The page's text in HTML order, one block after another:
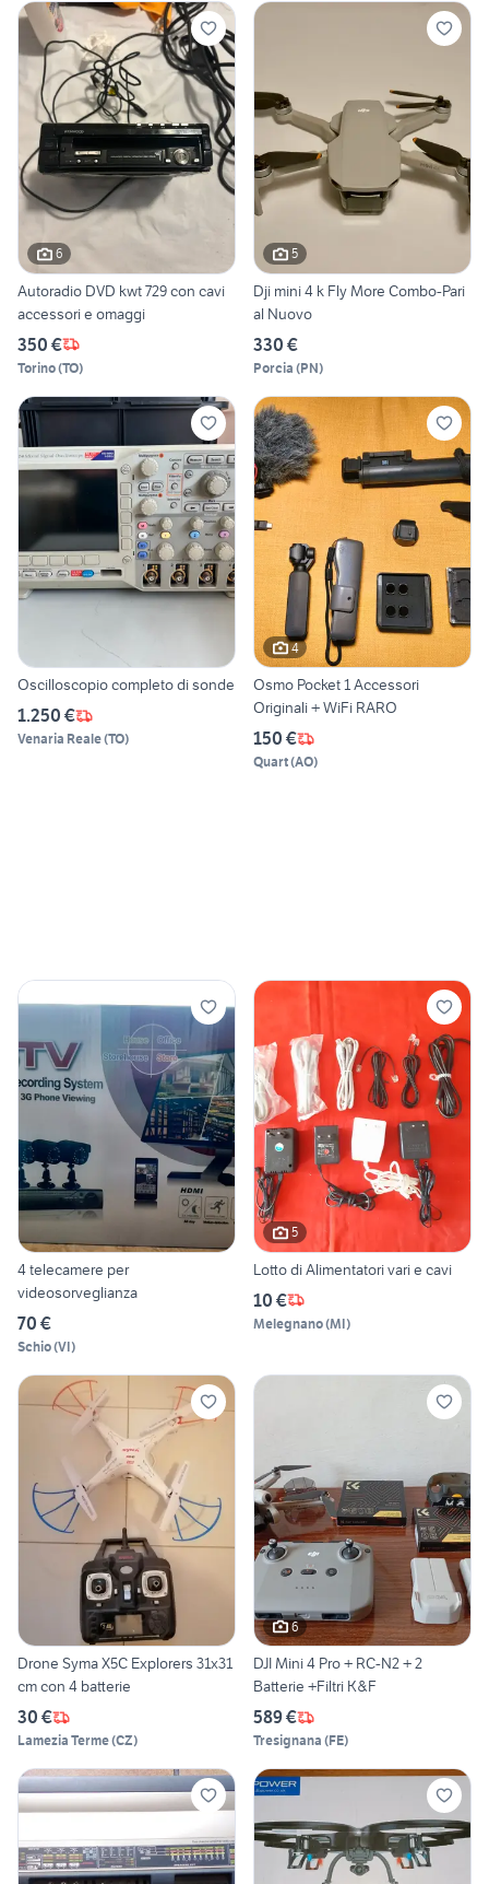
6
Autoradio DVD kwt 729 con cavi
accessori e omaggi
350 €
Torino(TO)
5
Dji mini 4 k Fly More Combo-Pari
al Nuovo
330 €
Porcia (PN)
Oscilloscopio completo di sonde
1.250 €
Venaria Reale(TO)
4
Osmo Pocket 1 Accessori
Originali + WiFi RARO
150 €
Quart(AO)
4 telecamere per
videosorveglianza
70 €
Schio(VI)
5
Lotto di Alimentatori vari e cavi
10 €
Melegnano(MI)
Drone Syma X5C Explorers 31x31
cm con 4 batterie
30 €
Lamezia Terme(CZ)
6
DJI Mini 4 Pro + RC-N2 + 2
Batterie +Filtri K&F
589 €
Tresignana (FE)